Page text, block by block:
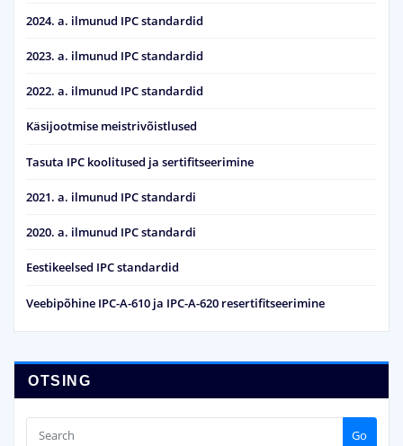
2024. a. ilmunud IPC standardid
2023. a. ilmunud IPC standardid
2022. a. ilmunud IPC standardid
Käsijootmise meistrivõistlused
Tasuta IPC koolitused ja sertifitseerimine
2021. a. ilmunud IPC standardi
2020. a. ilmunud IPC standardi
Eestikeelsed IPC standardid
Veebipõhine IPC-A-610 ja IPC-A-620 resertifitseerimine
OTSING
Go